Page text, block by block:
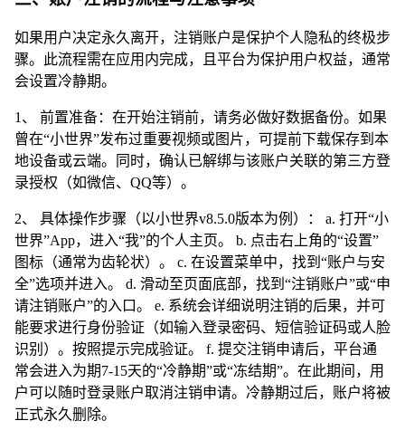
如果用户决定永久离开，注销账户是保护个人隐私的终极步
骤。此流程需在应用内完成，且平台为保护用户权益，通常
会设置冷静期。
1、 前置准备：在开始注销前，请务必做好数据备份。如果
曾在“小世界”发布过重要视频或图片，可提前下载保存到本
地设备或云端。同时，确认已解绑与该账户关联的第三方登
录授权（如微信、QQ等）。
2、 具体操作步骤（以小世界v8.5.0版本为例）： a. 打开“小
世界”App，进入“我”的个人主页。 b. 点击右上角的“设置”
图标（通常为齿轮状）。 c. 在设置菜单中，找到“账户与安
全”选项并进入。 d. 滑动至页面底部，找到“注销账户”或“申
请注销账户”的入口。 e. 系统会详细说明注销的后果，并可
能要求进行身份验证（如输入登录密码、短信验证码或人脸
识别）。按照提示完成验证。 f. 提交注销申请后，平台通
常会进入为期7-15天的“冷静期”或“冻结期”。在此期间，用
户可以随时登录账户取消注销申请。冷静期过后，账户将被
正式永久删除。